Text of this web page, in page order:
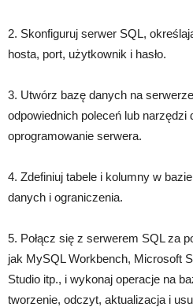
2. Skonfiguruj serwer SQL,
hosta, port, użytkownik i hasło.
3. Utwórz bazę danych na
odpowiednich poleceń lub narzędzi
oprogramowanie serwera.
4. Zdefiniuj tabele i kolumny w
danych i ograniczenia.
5. Połącz się z serwerem SQL za
jak MySQL Workbench, Microsoft
Studio itp., i wykonaj operacje na
tworzenie, odczyt, aktualizacja i